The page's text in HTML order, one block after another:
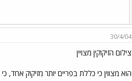
30/4/04
צילום הזיקוקין מצויין
הוא מצווין כי כללת בפריים יותר מזיקוק אחד,